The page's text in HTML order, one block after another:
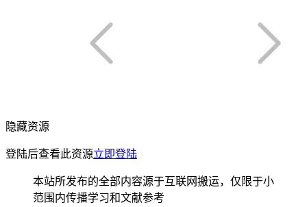
隐藏资源
登陆后查看此资源立即登陆
本站所发布的全部内容源于互联网搬运，仅限于小
范围内传播学习和文献参考